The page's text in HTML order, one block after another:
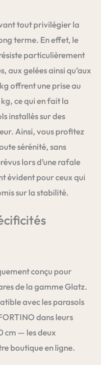
tout privilégier la
terme. En effet, le
particulièrement
aux gelées ainsi qu’aux
offrent une prise au
ce qui en fait la
installés sur des
Ainsi, vous profitez
sérénité, sans
lors d’une rafale
évident pour ceux qui
sur la stabilité.
conçu pour
de la gamme Glatz.
avec les parasols
dans leurs
cm — les deux
boutique en ligne.